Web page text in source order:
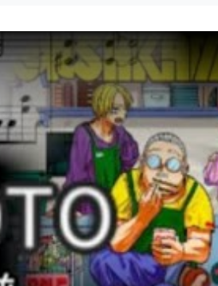
用ピアノ楽譜) - Vaundy